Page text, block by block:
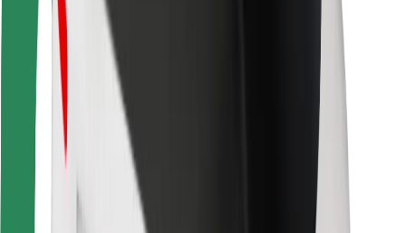
Решения для городской среды
Аэропорты
Зарядные док-станции Bolt
Поддержка
Для клиентов
Для водителей
Для курьеров